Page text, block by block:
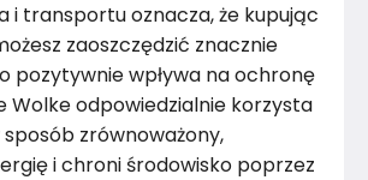
i transportu oznacza, że ​​kupując
zaoszczędzić znacznie
pozytywnie wpływa na ochronę
Wolke odpowiedzialnie korzysta
sposób zrównoważony,
i chroni środowisko poprzez